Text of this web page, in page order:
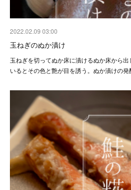
2022.02.09 03:00
玉ねぎのぬか漬け
玉ねぎを切ってぬか床に漬けるぬか床から
いるとその色と艶が目を誘う。ぬか漬けの